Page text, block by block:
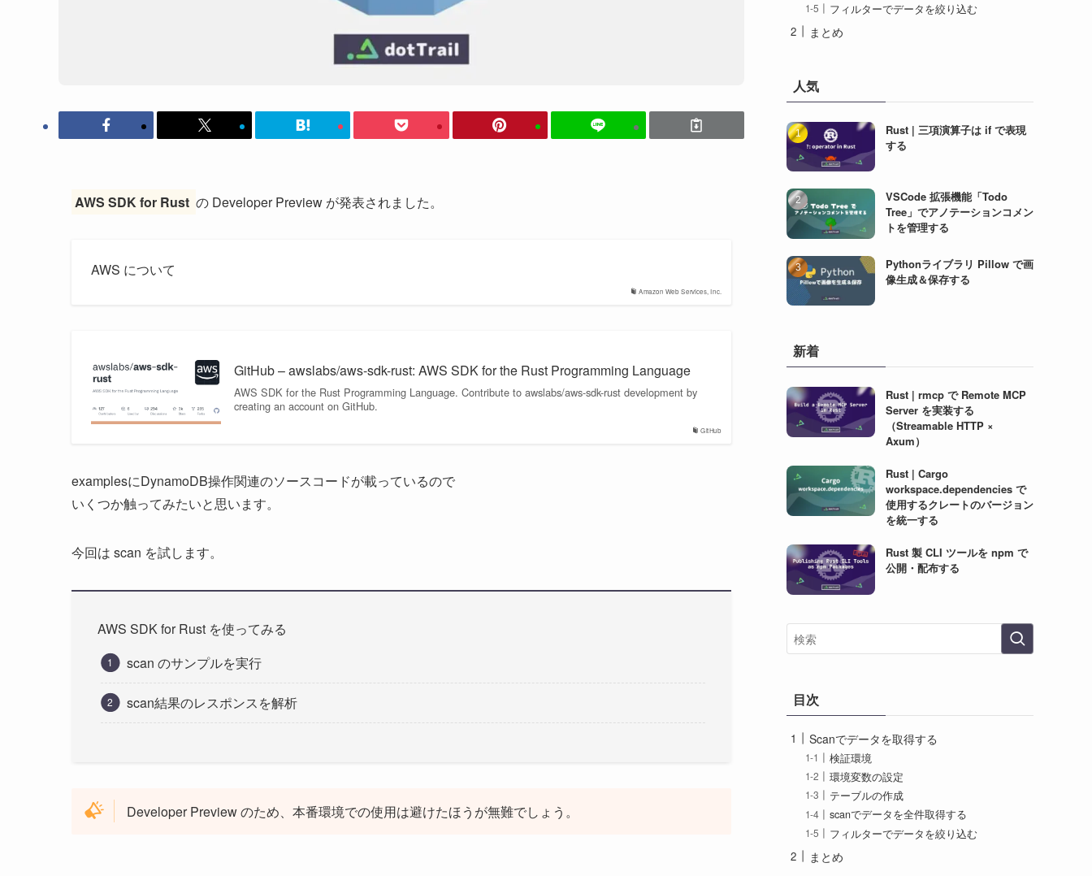
AWS SDK for Rust の Developer Preview が発表されました。
Amazon Web Services, Inc.
AWS について
GitHub
GitHub – awslabs/aws-sdk-rust: AWS SDK for the Rust Programming Language
AWS SDK for the Rust Programming Language. Contribute to awslabs/aws-sdk-rust development by
creating an account on GitHub.
examplesにDynamoDB操作関連のソースコードが載っているので
いくつか触ってみたいと思います。
今回は scan を試します。
AWS SDK for Rust を使ってみる
scan のサンプルを実行
scan結果のレスポンスを解析
Developer Preview のため、本番環境での使用は避けたほうが無難でしょう。
フィルターでデータを絞り込む
まとめ
人気
Rust | 三項演算子は if で表現
する
VSCode 拡張機能「Todo
Tree」でアノテーションコメン
トを管理する
Pythonライブラリ Pillow で画
像生成＆保存する
新着
Rust | rmcp で Remote MCP
Server を実装する
（Streamable HTTP ×
Axum）
Rust | Cargo
workspace.dependencies で
使用するクレートのバージョン
を統一する
Rust 製 CLI ツールを npm で
公開・配布する
目次
Scanでデータを取得する
検証環境
環境変数の設定
テーブルの作成
scanでデータを全件取得する
フィルターでデータを絞り込む
まとめ